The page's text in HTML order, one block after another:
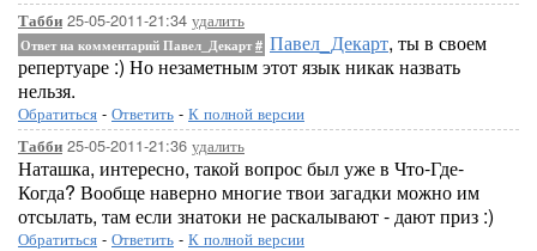
Табби 25-05-2011-21:34 удалить
Ответ на комментарий Павел_Декарт# Павел_Декарт, ты в своем
репертуаре :) Но незаметным этот язык никак назвать
нельзя.
Обратиться - Ответить - К полной версии
Табби 25-05-2011-21:36 удалить
Наташка, интересно, такой вопрос был уже в Что-Где-
Когда? Вообще наверно многие твои загадки можно им
отсылать, там если знатоки не раскалывают - дают приз :)
Обратиться - Ответить - К полной версии